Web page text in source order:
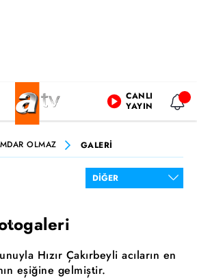
CANLI
YAYIN
OLMAZ GALERİ
Hızır Çakırbeyli acıların en
eşiğine gelmiştir.